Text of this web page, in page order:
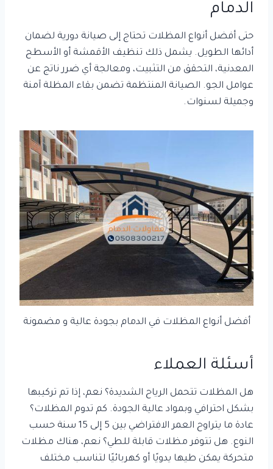
الدمام
حتى أفضل أنواع المظلات تحتاج إلى صيانة دورية لضمان
أدائها الطويل. يشمل ذلك تنظيف الأقمشة أو الأسطح
المعدنية، التحقق من التثبيت، ومعالجة أي ضرر ناتج عن
عوامل الجو. الصيانة المنتظمة تضمن بقاء المظلة آمنة
وجميلة لسنوات.
أفضل أنواع المظلات في الدمام بجودة عالية و مضمونة
أسئلة العملاء
هل المظلات تتحمل الرياح الشديدة؟ نعم، إذا تم تركيبها
بشكل احترافي وبمواد عالية الجودة. كم تدوم المظلات؟
عادة ما يتراوح العمر الافتراضي بين 5 إلى 15 سنة حسب
النوع. هل تتوفر مظلات قابلة للطي؟ نعم، هناك مظلات
متحركة يمكن طيها يدويًا أو كهربائيًا لتناسب مختلف